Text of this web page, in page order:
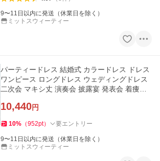
9〜11日以内に発送（休業日を除く）
ミットスウィーティー
パーティードレス 結婚式 カラードレス ドレス
ワンピース ロングドレス ウェディングドレス
二次会 マキシ丈 演奏会 披露宴 発表会 着痩せ
10,440円
10% （952pt） 要エントリー
9〜11日以内に発送（休業日を除く）
ミットスウィーティー